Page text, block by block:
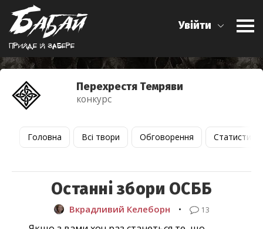
Прийде й забере
Увійти
Перехрестя Темряви
конкурс
Головна Всі твори Обговорення Статистика
Останні збори ОСББ
Вкрадливий Келеборн • 13